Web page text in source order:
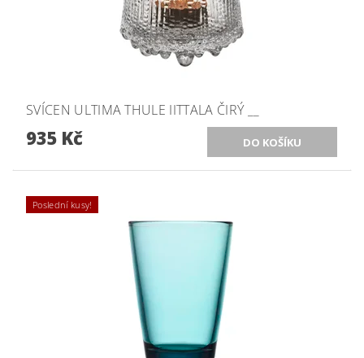
SVÍCEN ULTIMA THULE IITTALA ČIRÝ __
935 Kč
Poslední kusy!